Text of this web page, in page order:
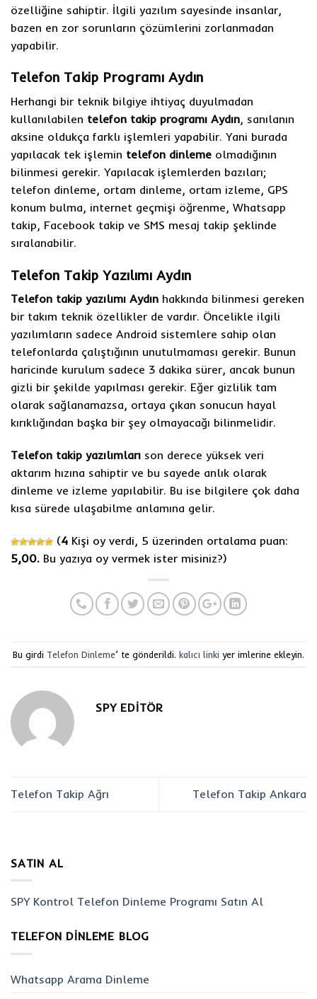
özelliğine sahiptir. İlgili yazılım sayesinde insanlar,
bazen en zor sorunların çözümlerini zorlanmadan
yapabilir.
Telefon Takip Programı Aydın
Herhangi bir teknik bilgiye ihtiyaç duyulmadan
kullanılabilen telefon takip programı Aydın, sanılanın
aksine oldukça farklı işlemleri yapabilir. Yani burada
yapılacak tek işlemin telefon dinleme olmadığının
bilinmesi gerekir. Yapılacak işlemlerden bazıları;
telefon dinleme, ortam dinleme, ortam izleme, GPS
konum bulma, internet geçmişi öğrenme, Whatsapp
takip, Facebook takip ve SMS mesaj takip şeklinde
sıralanabilir.
Telefon Takip Yazılımı Aydın
Telefon takip yazılımı Aydın hakkında bilinmesi gereken
bir takım teknik özellikler de vardır. Öncelikle ilgili
yazılımların sadece Android sistemlere sahip olan
telefonlarda çalıştığının unutulmaması gerekir. Bunun
haricinde kurulum sadece 3 dakika sürer, ancak bunun
gizli bir şekilde yapılması gerekir. Eğer gizlilik tam
olarak sağlanamazsa, ortaya çıkan sonucun hayal
kırıklığından başka bir şey olmayacağı bilinmelidir.
Telefon takip yazılımları son derece yüksek veri
aktarım hızına sahiptir ve bu sayede anlık olarak
dinleme ve izleme yapılabilir. Bu ise bilgilere çok daha
kısa sürede ulaşabilme anlamına gelir.
(4 Kişi oy verdi, 5 üzerinden ortalama puan:
5,00. Bu yazıya oy vermek ister misiniz?)
Bu girdi Telefon Dinleme’ te gönderildi. kalıcı linki yer imlerine ekleyin.
SPY EDITÖR
Telefon Takip Ağrı Telefon Takip Ankara
SATIN AL
SPY Kontrol Telefon Dinleme Programı Satın Al
TELEFON DINLEME BLOG
Whatsapp Arama Dinleme